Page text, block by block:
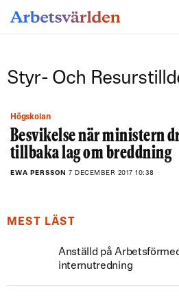
Styr- Och
Högskolan
Besvikelse när ministern
tillbaka lag om breddning
EWA PERSSON 7 DECEMBER 2017 10:38
MEST LÄST
Anställd på
internutredning